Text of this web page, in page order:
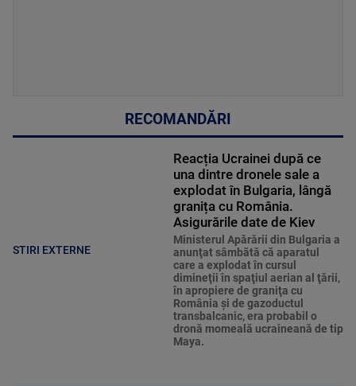
RECOMANDĂRI
STIRI EXTERNE
Reacția Ucrainei după ce
una dintre dronele sale a
explodat în Bulgaria, lângă
granița cu România.
Asigurările date de Kiev
Ministerul Apărării din Bulgaria a
anunţat sâmbătă că aparatul
care a explodat în cursul
dimineţii în spaţiul aerian al ţării,
în apropiere de graniţa cu
România şi de gazoductul
transbalcanic, era probabil o
dronă momeală ucraineană de tip
Maya.